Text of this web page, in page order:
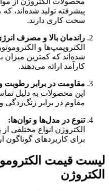
پیشرفته تولید شده‌اند،
سخت کاری دارند.
راندمان بالا و مصرف
الکتروپمپ‌ها و
شده‌اند که کمترین
کارآمد ارائه می‌دهند.
مقاومت در برابر رطوبت
این محصولات به دلیل
مقاوم در برابر
تنوع در مدل‌ها و توان‌ها:
الکتروژن انواع مختلفی
برای کاربردهای گوناگون
لیست قیمت
الکتروژن